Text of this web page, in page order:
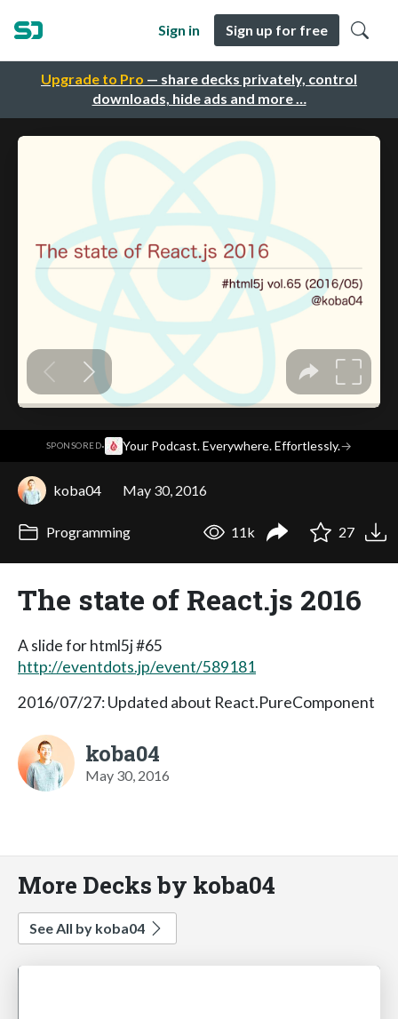
Upgrade to Pro — share decks privately, control
downloads, hide ads and more …
Sign in Sign up for free
SPONSORED· Your Podcast. Everywhere. Effortlessly.→
koba04 May 30, 2016
Programming 11k 27
The state of React.js 2016
A slide for html5j #65
http://eventdots.jp/event/589181
2016/07/27: Updated about React.PureComponent
koba04
May 30, 2016
More Decks by koba04
See All by koba04